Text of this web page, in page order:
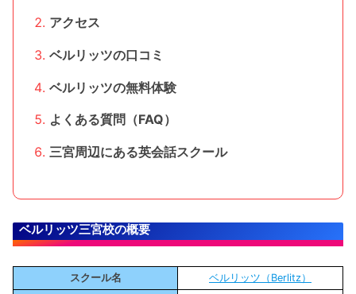
アクセス
ベルリッツの口コミ
ベルリッツの無料体験
よくある質問（FAQ）
三宮周辺にある英会話スクール
ベルリッツ三宮校の概要
スクール名
ベルリッツ（Berlitz）